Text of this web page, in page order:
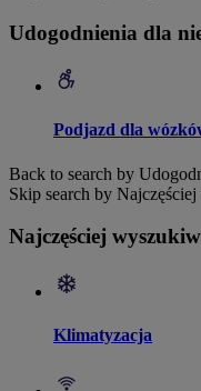
Udogodnienia dla
Podjazd dla
Back to search by
Skip search by
Najczęściej
Klimatyzacja